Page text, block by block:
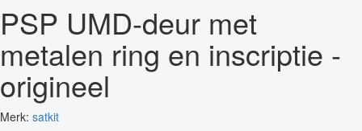
PSP UMD-deur met
metalen ring en inscriptie -
origineel
Merk: satkit